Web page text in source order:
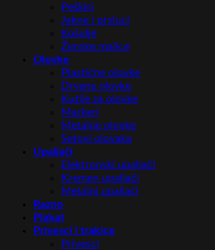
Peškiri
Jakne i prsluci
Košulje
Ženske majice
Olovke
Plastične olovke
Drvene olovke
Kutije za olovke
Markeri
Metalne olovke
Setovi olovaka
Upaljači
Elektronski upaljači
Kremen upaljači
Metalni upaljači
Razno
Plakat
Privesci i trakice
Privesci